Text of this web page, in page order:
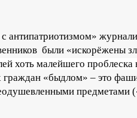
антипатриотизмом»
были «искорёжены
хоть малейшего проблеска
«быдлом» – это
предметами